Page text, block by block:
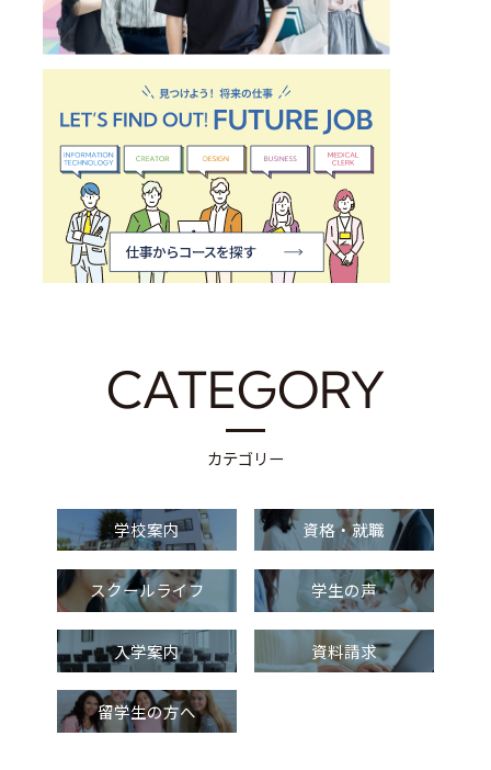
仕事から探すコースの紹介
CATEGORY
カテゴリー
学校案内 資格・就職
スクールライフ 学生の声
入学案内 資料請求
留学生の方へ